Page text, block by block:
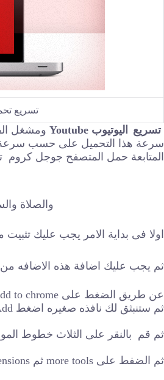
تسريع
تسريع اليوتيوب Youtube ومشغل
سرعة هذا التحميل على حسب سرعة
المتابعة حمل المتصفح جوجل كروم
والصلاة
اولا فى بداية الامر يجب عليك
ثم يجب عليك اضافة هذه الاضافه من
عن طريق الضغط على add to chrome
ثم ستنبثق لك نافذه صغيره اضغط Add
ثم قم بالنقر على الثلاث خطوط
ثم الضفط على more tools ثم Extensions